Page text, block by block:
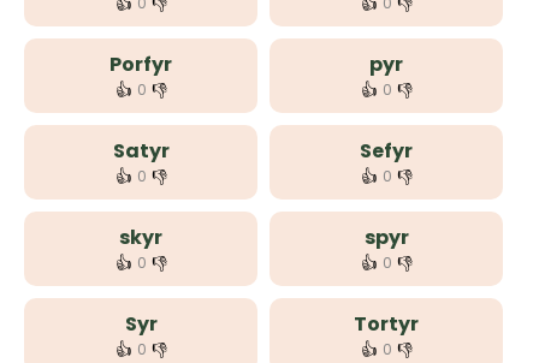
Porfyr
👍 0 👎
pyr
👍 0 👎
Satyr
👍 0 👎
Sefyr
👍 0 👎
skyr
👍 0 👎
spyr
👍 0 👎
Syr
👍 0 👎
Tortyr
👍 0 👎